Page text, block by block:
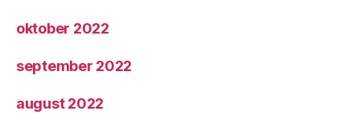
oktober 2022
september 2022
august 2022